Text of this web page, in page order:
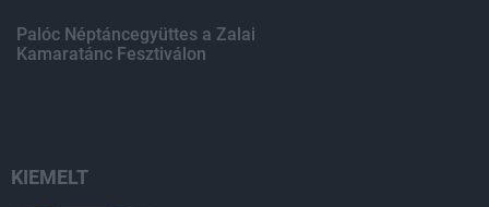
Palóc Néptáncegyüttes a Zalai
Kamaratánc Fesztiválon
KIEMELT